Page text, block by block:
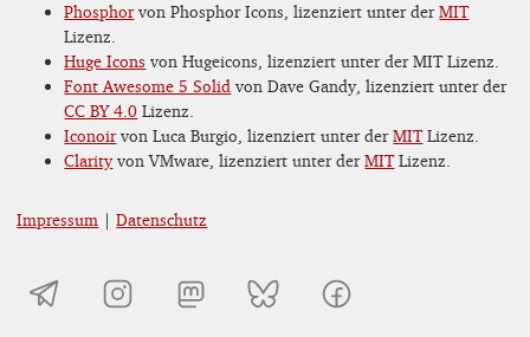
Phosphorvon Phosphor Icons, lizenziert unter derMIT
Lizenz.
Huge Icons von Hugeicons, lizenziert unter der MIT Lizenz.
Font Awesome 5 Solid von Dave Gandy, lizenziert unter der
CC BY 4.0 Lizenz.
Iconoirvon Luca Burgio, lizenziert unter derMITLizenz.
Clarityvon VMware, lizenziert unter derMITLizenz.
Impressum |Datenschutz